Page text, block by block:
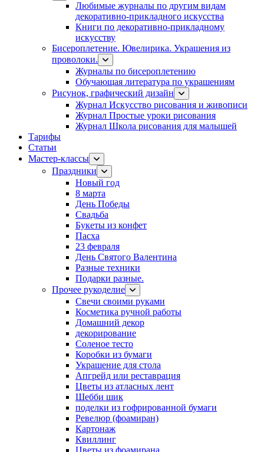
Любимые журналы по другим видам
декоративно-прикладного искусства
Книги по декоративно-прикладному
искусству
Бисероплетение. Ювелирика. Украшения из
проволоки.
Журналы по бисероплетению
Обучающая литература по украшениям
Рисунок, графический дизайн
Журнал Искусство рисования и живописи
Журнал Простые уроки рисования
Журнал Школа рисования для малышей
Тарифы
Статьи
Мастер-классы
Праздники
Новый год
8 марта
День Победы
Свадьба
Букеты из конфет
Пасха
23 февраля
День Святого Валентина
Разные техники
Подарки разные.
Прочее рукоделие
Свечи своими руками
Косметика ручной работы
Домашний декор
декорирование
Соленое тесто
Коробки из бумаги
Украшение для стола
Апгрейд или реставрация
Цветы из атласных лент
Шебби шик
поделки из гофрированной бумаги
Ревелюр (фоамиран)
Картонаж
Квиллинг
Цветы из фоамирана